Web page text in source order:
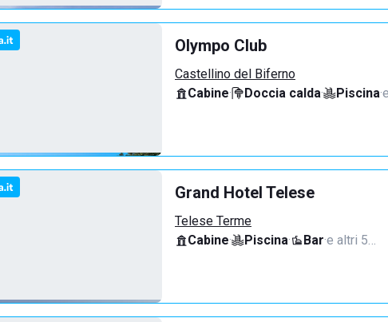
Olympo Club
Castellino del Biferno
Cabine· Doccia calda· Piscina·
Grand Hotel Telese
Telese Terme
Cabine· Piscina· Bar·e altri 5…